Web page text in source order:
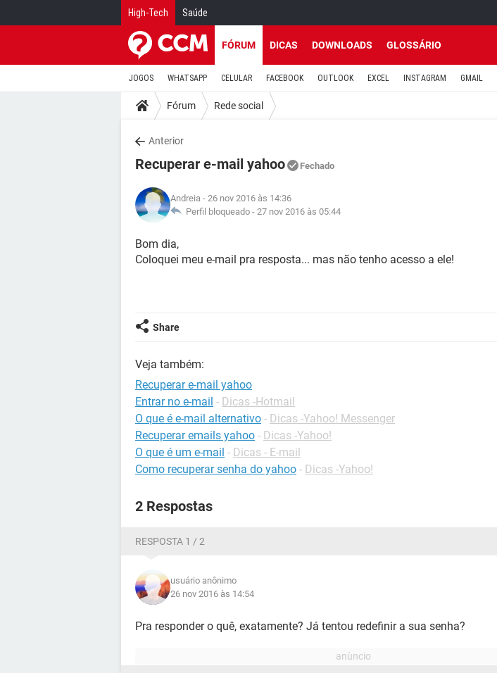
High-Tech Saúde
FÓRUM DICAS DOWNLOADS GLOSSÁRIO
JOGOS WHATSAPP CELULAR FACEBOOK OUTLOOK EXCEL INSTAGRAM GMAIL
Fórum Rede social
Anterior
Recuperar e-mail yahoo Fechado
Andreia - 26 nov 2016 às 14:36
Perfil bloqueado - 27 nov 2016 às 05:44
Bom dia,
Coloquei meu e-mail pra resposta... mas não tenho acesso a ele!
Share
Veja também:
Recuperar e-mail yahoo
Entrar no e-mail - Dicas -Hotmail
O que é e-mail alternativo - Dicas -Yahoo! Messenger
Recuperar emails yahoo - Dicas -Yahoo!
O que é um e-mail - Dicas - E-mail
Como recuperar senha do yahoo - Dicas -Yahoo!
2 Respostas
RESPOSTA 1 / 2
usuário anônimo
26 nov 2016 às 14:54
Pra responder o quê, exatamente? Já tentou redefinir a sua senha?